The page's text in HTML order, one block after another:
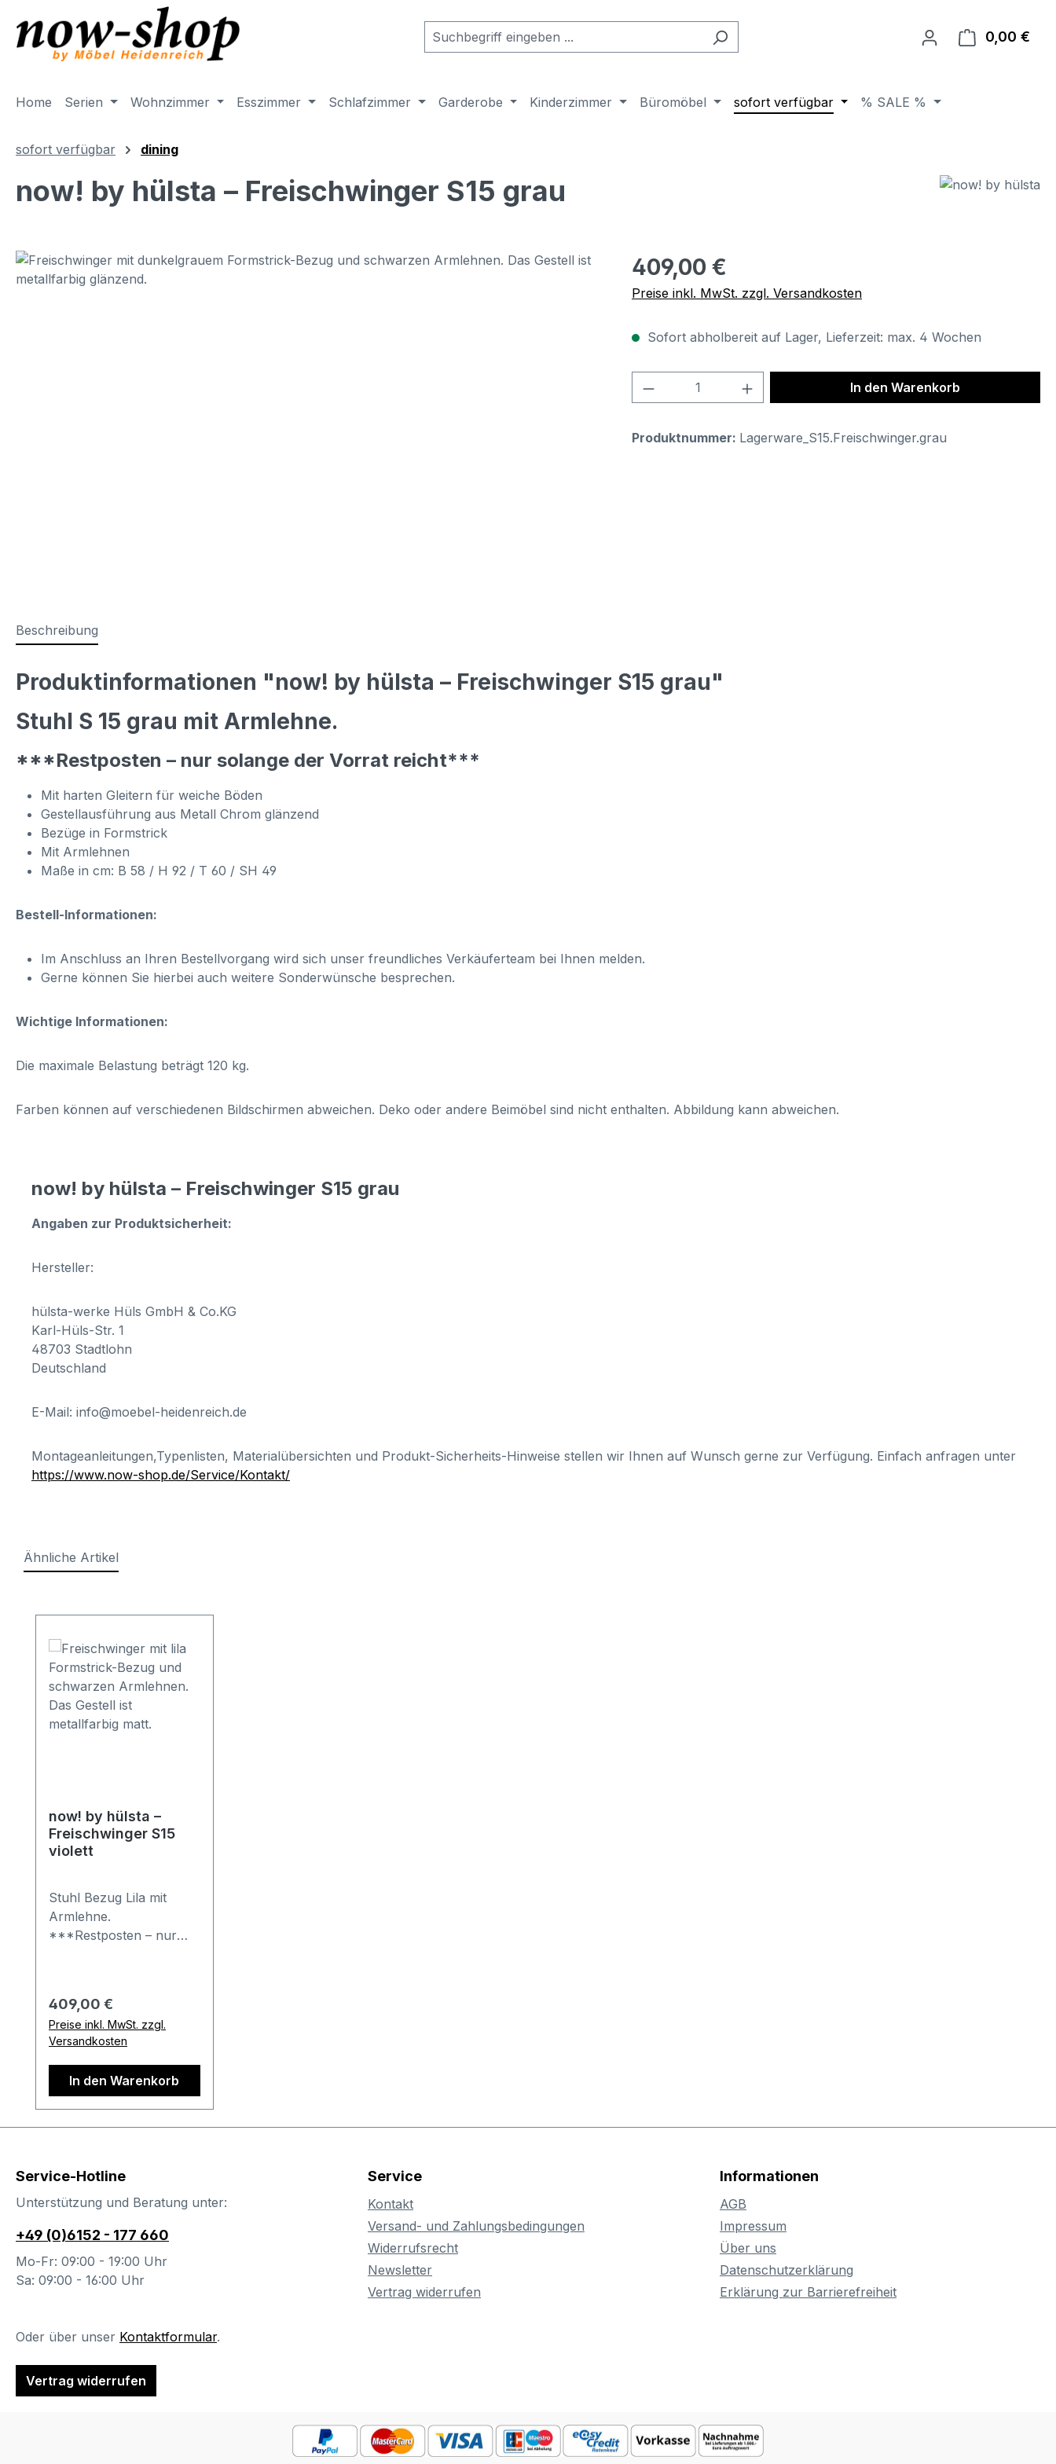
Hauptinhalt springen
Zur Suche springen
Zur Hauptnavigation springen
0,00 €
Home Serien Wohnzimmer Esszimmer Schlafzimmer Garderobe Kinderzimmer Büromöbel sofort verfügbar % SALE %
sofort verfügbar dining
now! by hülsta – Freischwinger S15 grau
Bildergalerie überspringen Regulärer Preis:
409,00 €
Preise inkl. MwSt. zzgl. Versandkosten
Sofort abholbereit auf Lager, Lieferzeit: max. 4 Wochen
Produkt Anzahl: Gib den gewünschten Wert
In den Warenkorb
Produktnummer: Lagerware_S15.Freischwinger.grau
Beschreibung
Produktinformationen "now! by hülsta – Freischwinger S15 grau"
Stuhl S 15 grau mit Armlehne.
***Restposten – nur solange der Vorrat reicht***
Mit harten Gleitern für weiche Böden
Gestellausführung aus Metall Chrom glänzend
Bezüge in Formstrick
Mit Armlehnen
Maße in cm: B 58 / H 92 / T 60 / SH 49
Bestell-Informationen:
Im Anschluss an Ihren Bestellvorgang wird sich unser freundliches Verkäuferteam bei Ihnen melden.
Gerne können Sie hierbei auch weitere Sonderwünsche besprechen.
Wichtige Informationen:
Die maximale Belastung beträgt 120 kg.
Farben können auf verschiedenen Bildschirmen abweichen. Deko oder andere Beimöbel sind nicht enthalten. Abbildung kann abweichen.
now! by hülsta – Freischwinger S15 grau
Angaben zur Produktsicherheit:
Hersteller:
hülsta-werke Hüls GmbH & Co.KG
Karl-Hüls-Str. 1
48703 Stadtlohn
Deutschland
E-Mail: info@moebel-heidenreich.de
Montageanleitungen,Typenlisten, Materialübersichten und Produkt-Sicherheits-Hinweise stellen wir Ihnen auf Wunsch gerne zur Verfügung. Einfach anfragen unter
https://www.now-shop.de/Service/Kontakt/
Ähnliche Artikel
now! by hülsta –
Freischwinger S15
violett
Stuhl Bezug Lila mit
Armlehne.
***Restposten – nur
Böden
Gestellausführung
Aluminium
pulverbeschichtet
Bezüge in Formstrick Mit
Armlehnen Maße in cm:
B 58 / H 92 / T 60 / SH
Anschluss an Ihren
Bestellvorgang wird sich
Verkäuferteam bei Ihnen
melden. Gerne können
Sie hierbei auch weitere
Informationen: Die
beträgt 120 kg. Farben
können auf
Regulärer Preis:
409,00 €
Preise inkl. MwSt. zzgl.
Versandkosten
In den Warenkorb
Service-Hotline
Unterstützung und Beratung unter:
+49 (0)6152 - 177 660
Mo-Fr: 09:00 - 19:00 Uhr
Sa: 09:00 - 16:00 Uhr
Oder über unser Kontaktformular.
Vertrag widerrufen
Service
Kontakt
Versand- und Zahlungsbedingungen
Widerrufsrecht
Newsletter
Vertrag widerrufen
Informationen
AGB
Impressum
Über uns
Datenschutzerklärung
Erklärung zur Barrierefreiheit